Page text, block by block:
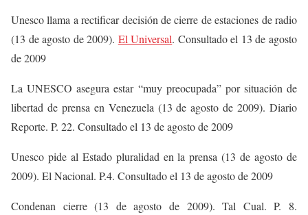
Unesco llama a rectificar decisión de cierre de estaciones de radio
(13 de agosto de 2009). El Universal. Consultado el 13 de agosto
de 2009
La UNESCO asegura estar “muy preocupada” por situación de
libertad de prensa en Venezuela (13 de agosto de 2009). Diario
Reporte. P. 22. Consultado el 13 de agosto de 2009
Unesco pide al Estado pluralidad en la prensa (13 de agosto de
2009). El Nacional. P.4. Consultado el 13 de agosto de 2009
Condenan cierre (13 de agosto de 2009). Tal Cual. P. 8.